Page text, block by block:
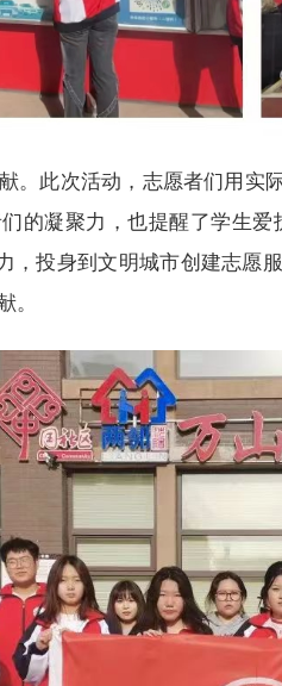
。此次活动，志愿者们用实
的凝聚力，也提醒了学生
，投身到文明城市创建志愿
。